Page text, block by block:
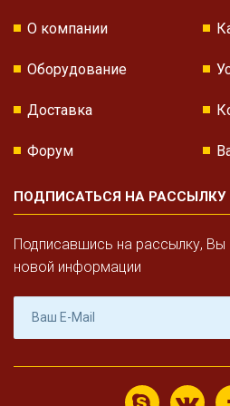
О компании
Оборудование
Доставка
Форум
ПОДПИСАТЬСЯ НА РАССЫЛКУ
Подписавшись на рассылку, Вы
новой информации